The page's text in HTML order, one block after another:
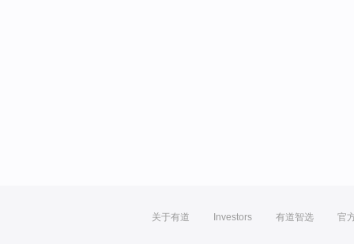
关于有道 Investors 有道智选 官